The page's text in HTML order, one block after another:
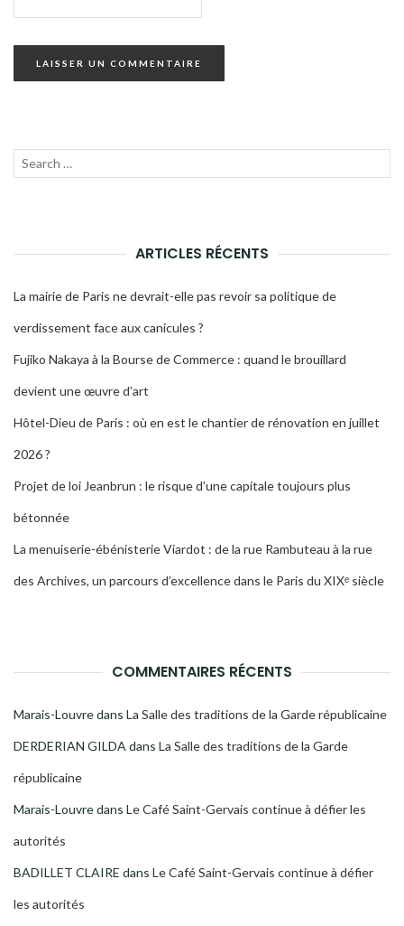
Recherche
ARTICLES RÉCENTS
La mairie de Paris ne devrait-elle pas revoir sa politique de
verdissement face aux canicules ?
Fujiko Nakaya à la Bourse de Commerce : quand le brouillard
devient une œuvre d’art
Hôtel-Dieu de Paris : où en est le chantier de rénovation en juillet
2026 ?
Projet de loi Jeanbrun : le risque d’une capitale toujours plus
bétonnée
La menuiserie-ébénisterie Viardot : de la rue Rambuteau à la rue
des Archives, un parcours d’excellence dans le Paris du XIXᵉ siècle
COMMENTAIRES RÉCENTS
Marais-Louvredans La Salle des traditions de la Garde républicaine
DERDERIAN GILDA dans La Salle des traditions de la Garde
républicaine
Marais-Louvredans Le Café Saint-Gervais continue à défier les
autorités
BADILLET CLAIRE dans Le Café Saint-Gervais continue à défier
les autorités